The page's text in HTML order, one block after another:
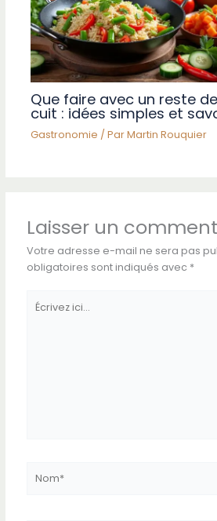
Que faire avec un reste
cuit : idées simples et
Gastronomie / ParMartin Rouquier
Laisser un
Votre adresse e-mail ne sera pas
obligatoires sont indiqués avec *
Écrivez
ici…